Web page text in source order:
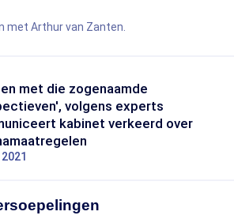
met Arthur van Zanten.
met die zogenaamde
volgens experts
kabinet verkeerd over